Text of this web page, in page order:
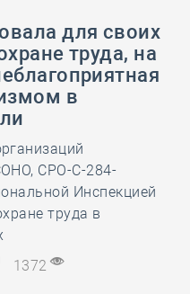
для своих
труда, на
в
СРО-С-284-
Инспекцией
труда в
1372